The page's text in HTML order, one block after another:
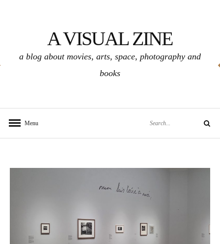
A VISUAL ZINE
a blog about movies, arts, space, photography and
books
Menu Search